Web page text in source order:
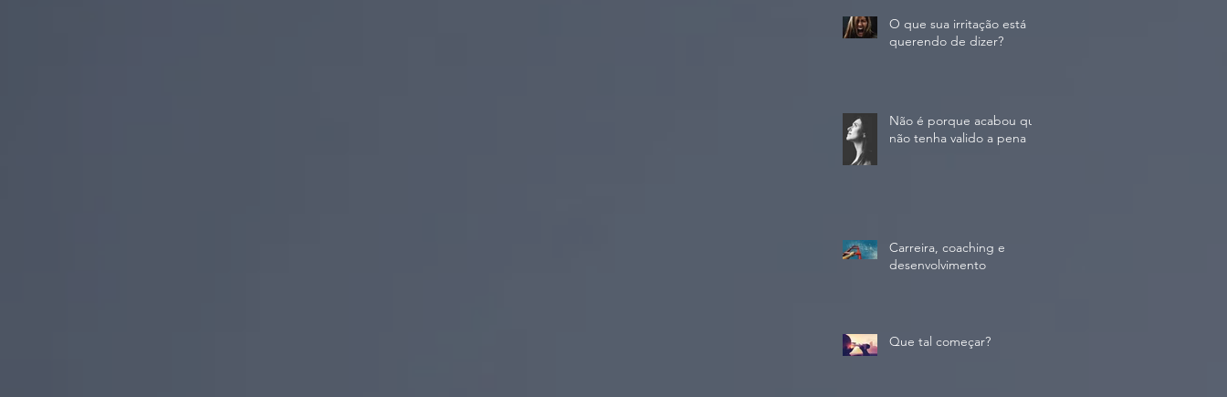
O que sua irritação está
querendo de dizer?
Não é porque acabou que
não tenha valido a pena
Carreira, coaching e
desenvolvimento
Que tal começar?